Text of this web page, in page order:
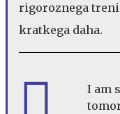
rigoroznega
kratkega daha.
I am